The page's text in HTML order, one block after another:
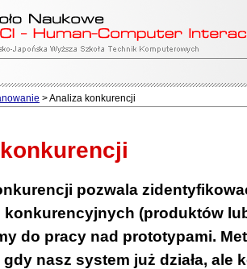
>Analiza konkurencji
pozwala
konkurencyjnych (produktów
do pracy nad prototypami.
nasz system już działa, ale